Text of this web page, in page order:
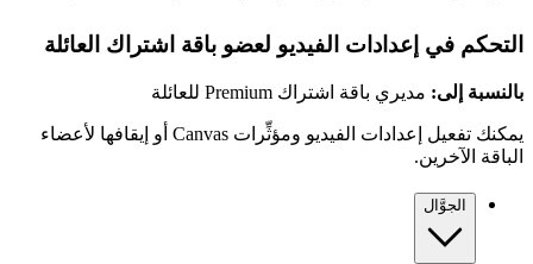
التحكم في إعدادات الفيديو لعضو باقة اشتراك العائلة
بالنسبة إلى: مديري باقة اشتراك Premium للعائلة
يمكنك تفعيل إعدادات الفيديو ومؤثِّرات Canvas أو إيقافها لأعضاء
الباقة الآخرين.
الجوَّال